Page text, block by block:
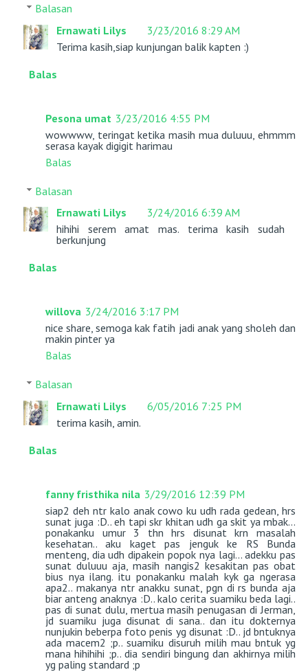
Balasan
Ernawati Lilys
3/23/2016 8:29 AM
Terima kasih,siap kunjungan balik kapten :)
Balas
Pesona umat 3/23/2016 4:55 PM
wowwww, teringat ketika masih mua duluuu, ehmmm
serasa kayak digigit harimau
Balas
Balasan
Ernawati Lilys
3/24/2016 6:39 AM
hihihi serem amat mas. terima kasih sudah
berkunjung
Balas
willova 3/24/2016 3:17 PM
nice share, semoga kak fatih jadi anak yang sholeh dan
makin pinter ya
Balas
Balasan
Ernawati Lilys
6/05/2016 7:25 PM
terima kasih, amin.
Balas
fanny fristhika nila 3/29/2016 12:39 PM
siap2 deh ntr kalo anak cowo ku udh rada gedean, hrs
sunat juga :D.. eh tapi skr khitan udh ga skit ya mbak...
ponakanku umur 3 thn hrs disunat krn masalah
kesehatan.. aku kaget pas jenguk ke RS Bunda
menteng, dia udh dipakein popok nya lagi... adekku pas
sunat duluuu aja, masih nangis2 kesakitan pas obat
bius nya ilang. itu ponakanku malah kyk ga ngerasa
apa2.. makanya ntr anakku sunat, pgn di rs bunda aja
biar anteng anaknya :D.. kalo cerita suamiku beda lagi..
pas di sunat dulu, mertua masih penugasan di Jerman,
jd suamiku juga disunat di sana.. dan itu dokternya
nunjukin beberpa foto penis yg disunat :D.. jd bntuknya
ada macem2 ;p.. suamiku disuruh milih mau bntuk yg
mana hihihihi ;p.. dia sendiri bingung dan akhirnya milih
yg paling standard ;p